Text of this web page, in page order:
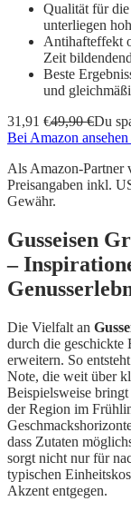
Qualität für
unterliegen
Antihafteffekt
Zeit
Beste
und
31,91 €49,90 €Du
Bei Amazon ansehen
Als Amazon-Partner
Preisangaben inkl.
Gewähr.
Gusseisen
–
Die Vielfalt an
durch die geschickte
erweitern. So
Note, die weit über
Beispielsweise
der Region im
dass Zutaten
sorgt nicht nur für
typischen
Akzent entgegen.